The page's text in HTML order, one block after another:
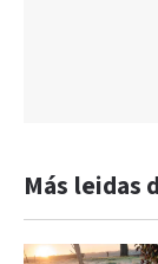
Más leidas